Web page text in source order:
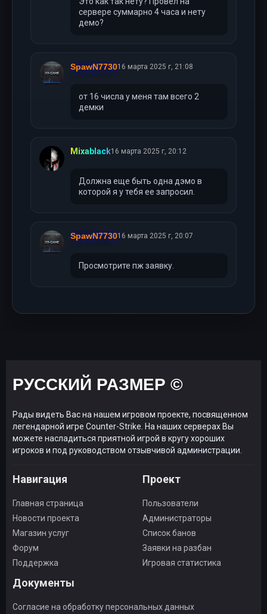
сервере суммарно 4 часа и нету
демо?
SpawN773016 марта 2025 г, 21:08
от 16 числа у меня там всего 2
демки
Mixablack16 марта 2025 г, 20:12
Должна еще быть одна дэмо в
которой я у тебя ее запросил.
SpawN773016 марта 2025 г, 20:07
Просмотрите пж заявку.
РУССКИЙ РАЗМЕР ©
Рады видеть Вас на нашем игровом проекте, посвященном
легендарной игре Counter-Strike. На наших серверах Вы
можете насладиться приятной игрой в кругу хороших
игроков и под руководством отзывчивой администрации.
Навигация
Главная страница
Новости проекта
Магазин услуг
Форум
Поддержка
Проект
Пользователи
Администраторы
Список банов
Заявки на разбан
Игровая статистика
Документы
Согласие на обработку персональных данных